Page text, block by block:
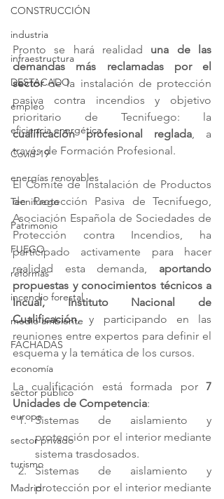
CONSTRUCCIÓN
industria
infraestructura
DESTACADO
empleo
eficiencia energética
Covid-19
energías renovables
Tecnifuego
Patrimonio
FUEGO
reformas
incendio forestal
medio ambiente
FACHADAS
economía
sector público
europa
sector privado
turismo
Madrid
Pronto se hará realidad una de las
demandas más reclamadas por el
sector de la instalación de protección
pasiva contra incendios y objetivo
cualificación profesional reglada, a
través de Formación Profesional.
El Comité de Instalación de Productos
de Protección Pasiva de Tecnifuego,
Asociación Española de Sociedades de
Protección contra Incendios, ha
participado activamente para hacer
realidad esta demanda, aportando
propuestas y conocimientos técnicos a
Incual, Instituto Nacional de
Cualificación, y participando en las
reuniones entre expertos para definir el
esquema y la temática de los cursos.
La cualificación está formada por 7
Unidades de Competencia:
Sistemas de aislamiento y
protección por el interior mediante
sistema trasdosados.
Sistemas de aislamiento y
protección por el interior mediante